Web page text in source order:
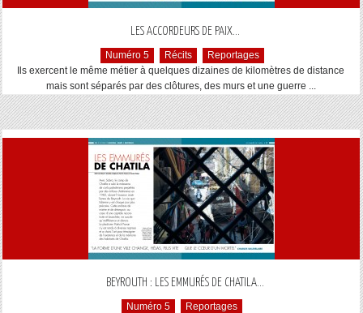
LES ACCORDEURS DE PAIX...
Numéro 5 Récits
Reportages
Ils exercent le même métier à quelques dizaines de kilomètres de distance
mais sont séparés par des clôtures, des murs et une guerre ...
BEYROUTH : LES EMMURÉS DE CHATILA...
Numéro 5
Reportages